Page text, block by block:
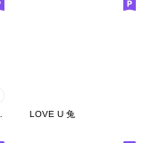
LOVE U 兔